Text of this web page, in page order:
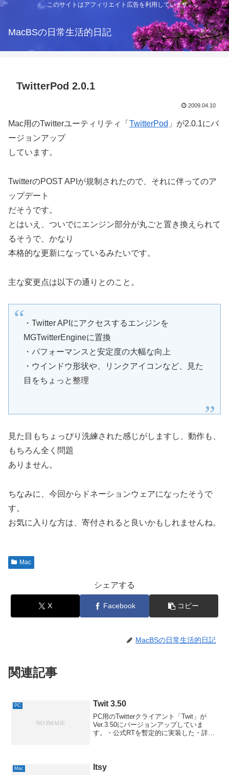
このサイトはアフィリエイト広告を利用しています
MacBSの日常生活的日記
TwitterPod 2.0.1
2009.04.10
Mac用のTwitterユーティリティ「 TwitterPod 」が2.0.1にバ
ージョンアップ
しています。
TwitterのPOST APIが規制されたので、それに伴ってのア
ップデート
だそうです。
とはいえ、ついでにエンジン部分が丸ごと置き換えられて
るそうで、かなり
本格的な更新になっているみたいです。
主な変更点は以下の通りとのこと。
・Twitter APIにアクセスするエンジンを
MGTwitterEngineに置換
・パフォーマンスと安定度の大幅な向上
・ウインドウ形状や、リンクアイコンなど、見た
目をちょっと整理
見た目もちょっぴり洗練された感じがしますし、動作も、
もちろん全く問題
ありません。
ちなみに、今回からドネーションウェアになったそうで
す。
お気に入りな方は、寄付されると良いかもしれませんね。
Mac
シェアする
X Facebook コピー
MacBSの日常生活的日記
関連記事
PC Twit 3.50
PC用のTwitterクライアント「Twit」が
Ver.3.50にバージョンアップしていま
す。・公式RTを暫定的に実装した・詳細
ト...
Mac Itsy